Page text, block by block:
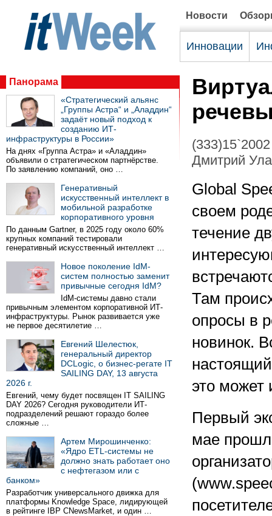
Новости
Инновации
Панорама
«Стратегический альянс
„Группы Астра“ и „Аладдин“
задаёт новый подход к
созданию ИТ-
инфраструктуры в России»
На днях «Группа Астра» и «Аладдин»
объявили о стратегическом партнёрстве.
По заявлению компаний, оно …
Генеративный
искусственный интеллект в
мобильной разработке
корпоративного уровня
По данным Gartner, в 2025 году около 60%
крупных компаний тестировали
генеративный искусственный интеллект …
Новое поколение IdM-
систем полностью заменит
привычные сегодня IdM?
IdM-системы давно стали
привычным элементом корпоративной ИТ-
инфраструктуры. Рынок развивается уже
не первое десятилетие …
Евгений Шелестюк,
генеральный директор
DCLogic, о бизнес-регате IT
SAILING DAY, 13 августа
2026 г.
Евгений, чему будет посвящен IT SAILING
DAY 2026? Сегодня руководители ИТ-
подразделений решают гораздо более
сложные …
Артем Мирошинченко:
«Ядро ETL-системы не
должно знать работает оно
с нефтегазом или с
банком»
Разработчик универсального движка для
платформы Knowledge Space, лидирующей
в рейтинге IBP CNewsMarket, и один …
(333)15`2002
Дмитрий
Global
своем
течение
Там
опросы в
новинок.
это может
Первый
мае